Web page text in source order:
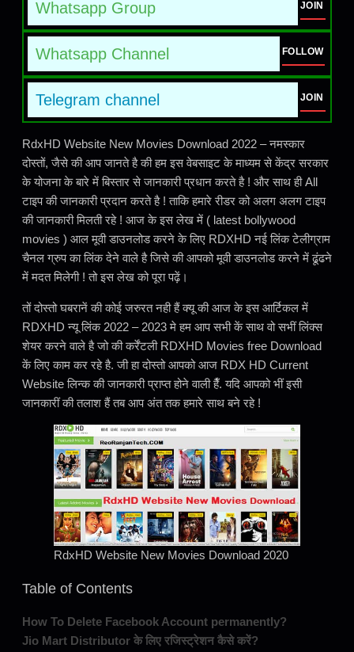
Whatsapp Group JOIN
Whatsapp Channel FOLLOW
Telegram channel JOIN
RdxHD Website New Movies Download 2022 – नमस्कार
दोस्तों, जैसे की आप जानते है की हम इस वेबसाइट के माध्यम से केंद्र सरकार
के योजना के बारे में बिस्तार से जानकारी प्रधान करते है ! और साथ ही All
टाइप की जानकारी प्रदान करते है ! ताकि हमारे रीडर को अलग अलग टाइप
की जानकारी मिलती रहे ! आज के इस लेख में ( latest bollywood
movies ) आल मूवी डाउनलोड करने के लिए RDXHD नई लिंक टेलीग्राम
चैनल ग्रुप का लिंक देने वाले है जिसे की आपको मूवी डाउनलोड करने में ढूंढने
में मदत मिलेगी ! तो इस लेख को पूरा पढ़ें।
तों दोस्तो घबरानें की कोई जरुरत नही हैं क्यू की आज के इस आर्टिकल में
RDXHD न्यू लिंक 2022 – 2023 मे हम आप सभी कें साथ वो सभीं लिंक्स
शेयर करने वाले है जो की कर्रेंटली RDXHD Movies free Download
कें लिए काम कर रहे है. जी हा दोस्तो आपको आज RDX HD Current
Website लिन्क की जानकारी प्राप्त होने वाली हैँ. यदि आपको भीं इसी
जानकारीं की तलाश हैं तब आप अंत तक हमारे साथ बने रहे !
RdxHD Website New Movies Download 2020
Table of Contents
How To Delete Facebook Account permanently?
Jio Mart Distributor के लिए रजिस्ट्रेशन कैसे करें?